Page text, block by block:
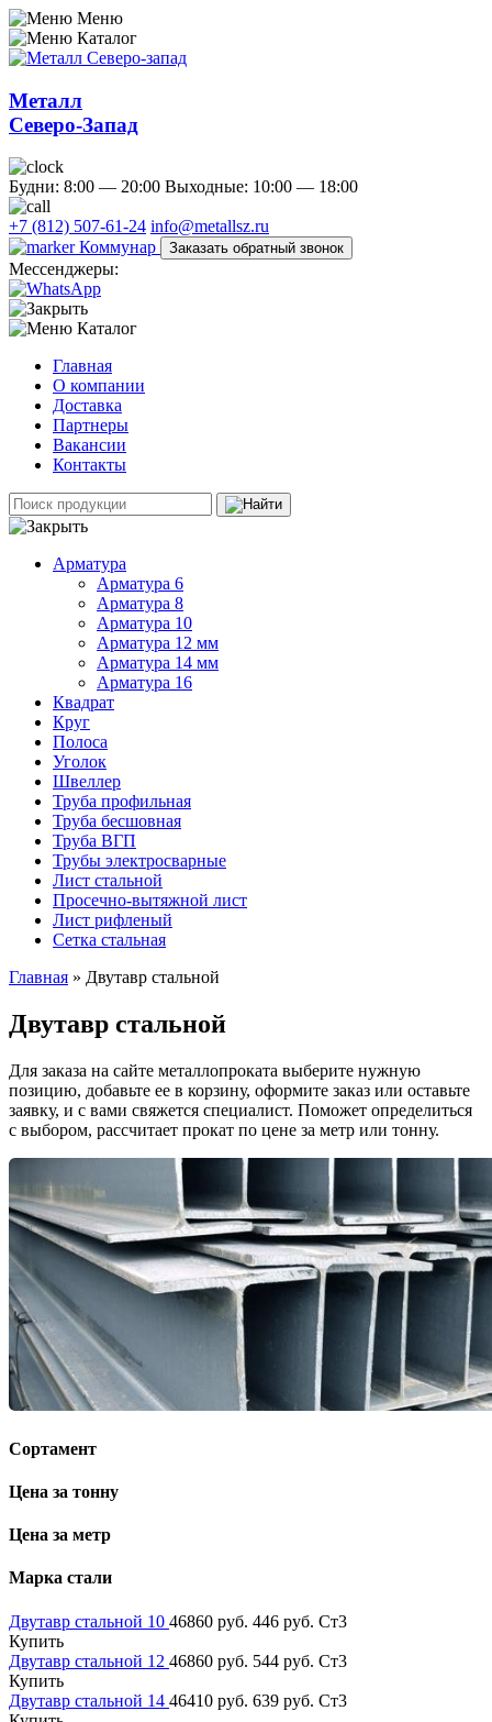
Меню
Каталог
Металл
Северо-Запад
Будни: 8:00 — 20:00 Выходные: 10:00 — 18:00
+7 (812) 507-61-24 info@metallsz.ru
Коммунар
Заказать обратный звонок
Мессенджеры:
Каталог
Главная
О компании
Доставка
Партнеры
Вакансии
Контакты
Арматура
Арматура 6
Арматура 8
Арматура 10
Арматура 12 мм
Арматура 14 мм
Арматура 16
Квадрат
Круг
Полоса
Уголок
Швеллер
Труба профильная
Труба бесшовная
Труба ВГП
Трубы электросварные
Лист стальной
Просечно-вытяжной лист
Лист рифленый
Сетка стальная
Главная » Двутавр стальной
Двутавр стальной
Для заказа на сайте металлопроката выберите нужную
позицию, добавьте ее в корзину, оформите заказ или оставьте
заявку, и с вами свяжется специалист. Поможет определиться
с выбором, рассчитает прокат по цене за метр или тонну.
Сортамент
Цена за тонну
Цена за метр
Марка стали
Двутавр стальной 10 46860 руб. 446 руб. Ст3
Купить
Двутавр стальной 12 46860 руб. 544 руб. Ст3
Купить
Двутавр стальной 14 46410 руб. 639 руб. Ст3